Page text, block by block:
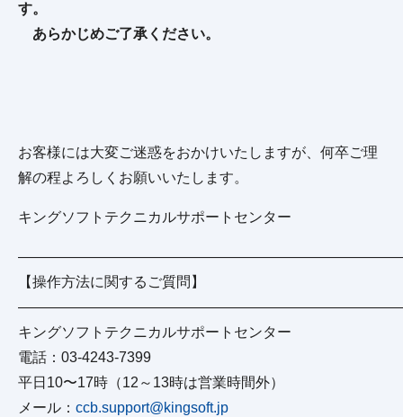
す。
あらかじめご了承ください。
お客様には大変ご迷惑をおかけいたしますが、何卒ご理
解の程よろしくお願いいたします。
キングソフトテクニカルサポートセンター
【操作方法に関するご質問】
キングソフトテクニカルサポートセンター
電話：03-4243-7399
平日10〜17時（12～13時は営業時間外）
メール： ccb.support@kingsoft.jp